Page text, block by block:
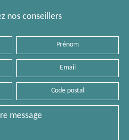
nos conseillers
postal